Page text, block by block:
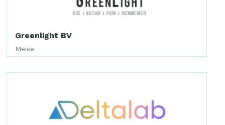
Greenlight BV
Meise